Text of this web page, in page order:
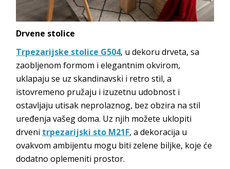
Drvene stolice
Trpezarijske stolice G504, u dekoru drveta, sa
zaobljenom formom i elegantnim okvirom,
uklapaju se uz skandinavski i retro stil, a
istovremeno pružaju i izuzetnu udobnost i
ostavljaju utisak neprolaznog, bez obzira na stil
uređenja vašeg doma. Uz njih možete uklopiti
drveni trpezarijski sto M21F, a dekoracija u
ovakvom ambijentu mogu biti zelene biljke, koje će
dodatno oplemeniti prostor.